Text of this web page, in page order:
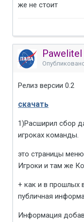
же не стоит
Pawelitel
Релиз версии 0.2
скачать
1)Расширил сбор
игроках команды.
это страницы
Игроки и там же
+ как и в прошлых
публичная
Информация